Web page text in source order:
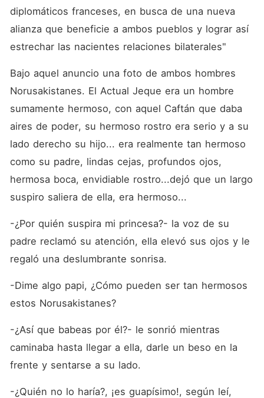
diplomáticos franceses, en busca de una nueva
alianza que beneficie a ambos pueblos y lograr así
estrechar las nacientes relaciones bilaterales"
Bajo aquel anuncio una foto de ambos hombres
Norusakistanes. El Actual Jeque era un hombre
sumamente hermoso, con aquel Caftán que daba
aires de poder, su hermoso rostro era serio y a su
lado derecho su hijo... era realmente tan hermoso
como su padre, lindas cejas, profundos ojos,
hermosa boca, envidiable rostro...dejó que un largo
suspiro saliera de ella, era hermoso...
-¿Por quién suspira mi princesa?- la voz de su
padre reclamó su atención, ella elevó sus ojos y le
regaló una deslumbrante sonrisa.
-Dime algo papi, ¿Cómo pueden ser tan hermosos
estos Norusakistanes?
-¿Así que babeas por él?- le sonrió mientras
caminaba hasta llegar a ella, darle un beso en la
frente y sentarse a su lado.
-¿Quién no lo haría?, ¡es guapísimo!, según leí,